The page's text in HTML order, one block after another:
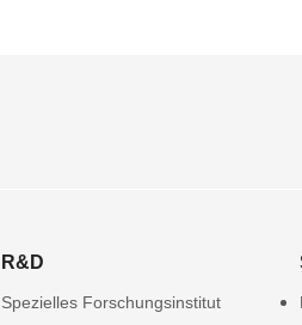
R&D
Spezielles Forschungsinstitut